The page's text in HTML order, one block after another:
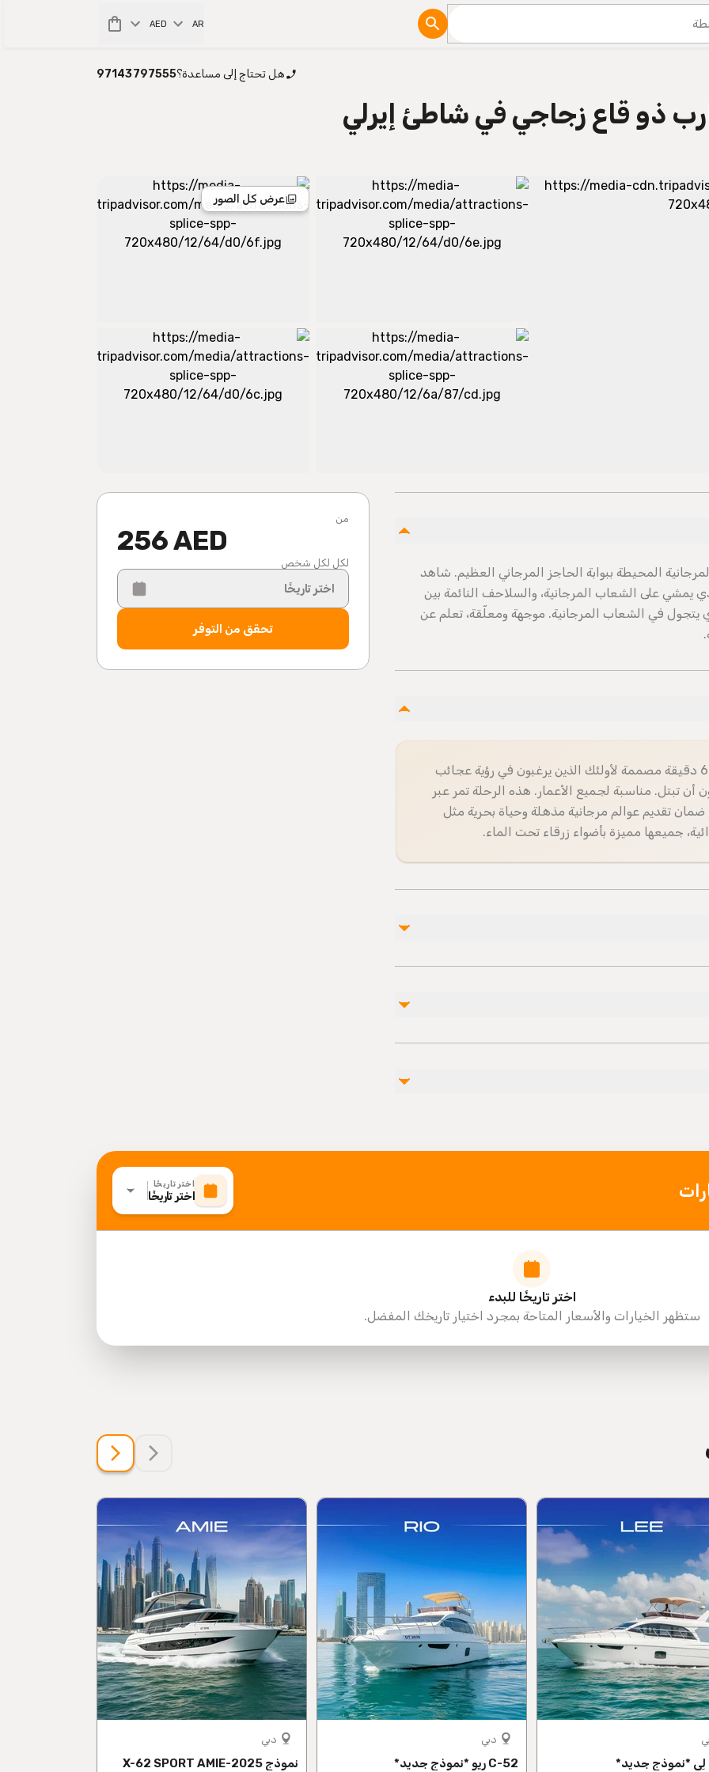
AR
AED
هل تحتاج إلى مساعدة؟97143797555
ذو قاع زجاجي في شاطئ إيرلي
عرض كل الصور
من
256 AED
لكل لكل شخص
اختر تاريخًا
تحقق من التوفر
الشعاب المرجانية المحيطة ببوابة الحاجز المرجاني العظيم. شاهد
يمشي على الشعاب المرجانية، والسلاحف النائمة بين
يتجول في الشعاب المرجانية. موجهة ومعلّقة، تعلم عن
جولة قارب ذو قاع زجاجي الليلية التي تستمر 60 دقيقة مصممة لأولئك الذين يرغبون في رؤية عجائب
أن تبتل. مناسبة لجميع الأعمار. هذه الرحلة تمر عبر
تقديم عوالم مرجانية مذهلة وحياة بحرية مثل
جميعها مميزة بأضواء زرقاء تحت الماء.
غير مشمول
اختر تاريخًا
اختر تاريخًا
اختر تاريخًا للبدء
ستظهر الخيارات والأسعار المتاحة بمجرد اختيار تاريخك المفضل.
دبي
C-52 ريو *نموذج جديد*
دبي
نموذج X-62 SPORT AMIE-2025